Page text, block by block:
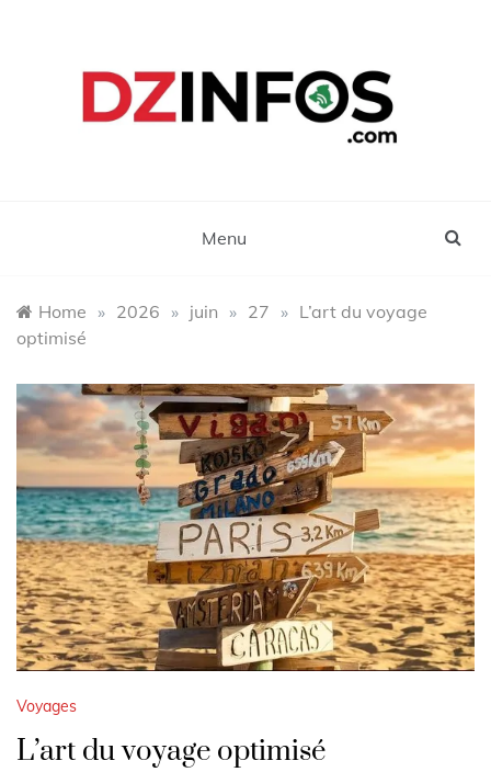
Menu
Home » 2026 » juin » 27 » L’art du voyage
optimisé
Voyages
L’art du voyage optimisé